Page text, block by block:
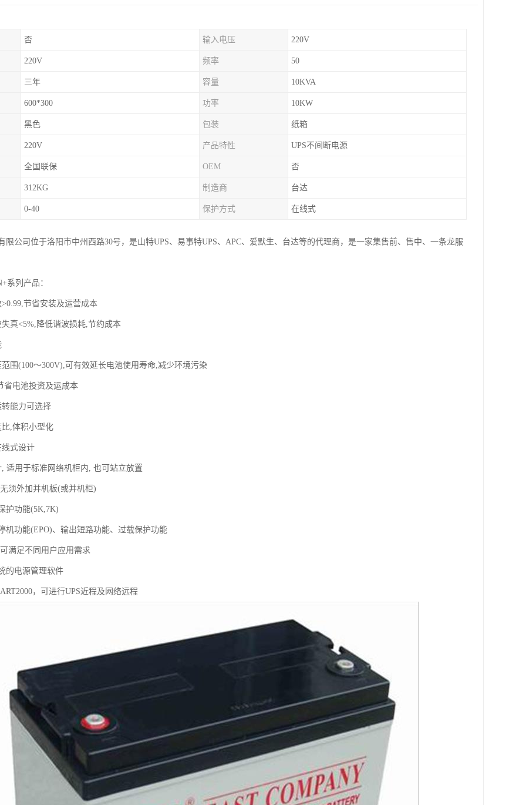
否 输入电压 220V
220V 频率 50
三年 容量 10KVA
600*300 功率 10KW
黑色 包装 纸箱
220V 产品特性 UPS不间断电源
全国联保 OEM 否
312KG 制造商 台达
0-40 保护方式 在线式
限公司位于洛阳市中州西路30号，是山特UPS、易事特UPS、APC、爱默生、台达等的代理商，是一家集售前、售中、一条龙服
系列产品：
节省安装及运营成本
真<5%,降低谐波损耗,节约成本
围(100～300V),可有效延长电池使用寿命,减少环境污染
省电池投资及运成本
能力可选择
,体积小型化
式设计
适用于标准网络机柜内, 也可站立放置
须外加并机板(或并机柜)
护功能(5K,7K)
机功能(EPO)、输出短路功能、过载保护功能
满足不同用户应用需求
的电源管理软件
，可进行UPS近程及网络远程